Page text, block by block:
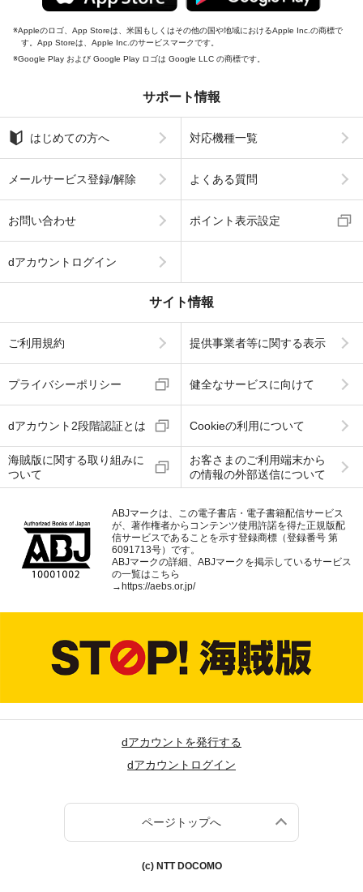
Appleのロゴ、App Storeは、米国もしくはその他の国や地域におけるApple Inc.の商標で
す。App Storeは、Apple Inc.のサービスマークです。
Google Play および Google Play ロゴは Google LLC の商標です。
サポート情報
はじめての方へ 対応機種一覧
メールサービス登録/解除 よくある質問
お問い合わせ ポイント表示設定
dアカウントログイン
サイト情報
ご利用規約 提供事業者等に関する表示
プライバシーポリシー 健全なサービスに向けて
dアカウント2段階認証とは Cookieの利用について
海賊版に関する取り組みに
ついて
お客さまのご利用端末から
の情報の外部送信について
ABJマークは、この電子書店・電子書籍配信サービス
が、著作権者からコンテンツ使用許諾を得た正規版配
信サービスであることを示す登録商標（登録番号 第
6091713号）です。
ABJマークの詳細、ABJマークを掲示しているサービス
の一覧はこちら
→https://aebs.or.jp/
dアカウントを発行する
dアカウントログイン
ページトップへ
(c) NTT DOCOMO